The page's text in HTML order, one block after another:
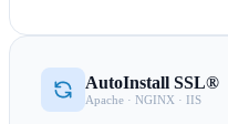
AutoInstall SSL®
Apache · NGINX · IIS